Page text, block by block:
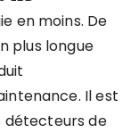
en moins. De
plus longue
Il est
détecteurs de